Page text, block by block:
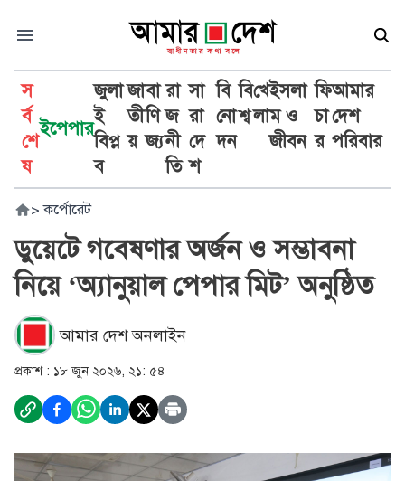
স
র্ব
শে
ষ
ইপেপার
জুলা
ই
বিপ্ল
ব
জা
তী
য়
বা
ণি
জ্য
রা
জ
নী
তি
সা
রা
দে
শ
বি
নো
দন
বি
শ্ব
খে
লা
ইসলা
ম ও
জীবন
ফি
চা
র
আমার
দেশ
পরিবার
> কর্পোরেট
ডুয়েটে গবেষণার অর্জন ও সম্ভাবনা
নিয়ে ‘অ্যানুয়াল পেপার মিট’ অনুষ্ঠিত
আমার দেশ অনলাইন
প্রকাশ : ১৮ জুন ২০২৬, ২১: ৫৪